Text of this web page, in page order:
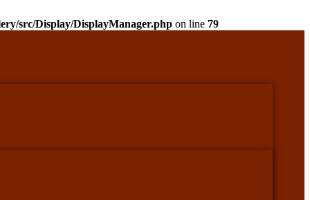
src/Display/DisplayManager.php on line 79